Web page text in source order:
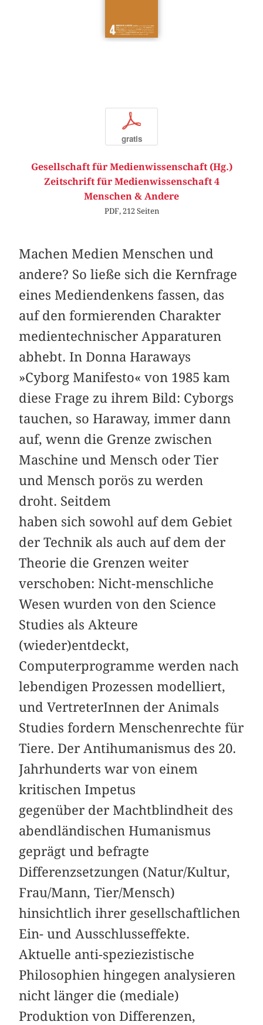
p
gratis
Gesellschaft für Medienwissenschaft (Hg.)
Zeitschrift für Medienwissenschaft 4
Menschen & Andere
PDF, 212 Seiten
Machen Medien Menschen und
andere? So ließe sich die Kernfrage
eines Mediendenkens fassen, das
auf den formierenden Charakter
medientechnischer Apparaturen
abhebt. In Donna Haraways
»Cyborg Manifesto« von 1985 kam
diese Frage zu ihrem Bild: Cyborgs
tauchen, so Haraway, immer dann
auf, wenn die Grenze zwischen
Maschine und Mensch oder Tier
und Mensch porös zu werden
droht. Seitdem
haben sich sowohl auf dem Gebiet
der Technik als auch auf dem der
Theorie die Grenzen weiter
verschoben: Nicht-menschliche
Wesen wurden von den Science
Studies als Akteure
(wieder)entdeckt,
Computerprogramme werden nach
lebendigen Prozessen modelliert,
und VertreterInnen der Animals
Studies fordern Menschenrechte für
Tiere. Der Antihumanismus des 20.
Jahrhunderts war von einem
kritischen Impetus
gegenüber der Machtblindheit des
abendländischen Humanismus
geprägt und befragte
Differenzsetzungen (Natur/Kultur,
Frau/Mann, Tier/Mensch)
hinsichtlich ihrer gesellschaftlichen
Ein- und Ausschlusseffekte.
Aktuelle anti-speziezistische
Philosophien hingegen analysieren
nicht länger die (mediale)
Produktion von Differenzen,